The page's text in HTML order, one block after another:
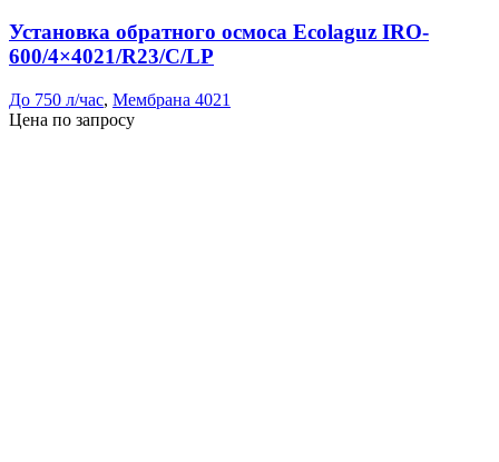
Установка обратного осмоса Ecolaguz IRO-
600/4×4021/R23/C/LP
До 750 л/час, Мембрана 4021
Цена по запросу